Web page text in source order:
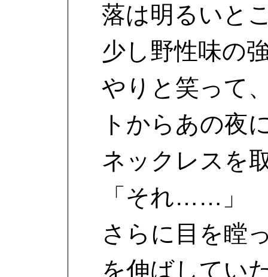
落は明るいと
少し野性味の
やりと笑って
トからあの夜
ネックレスを
「それ……」
さらに目を瞠
を伸ばしてい